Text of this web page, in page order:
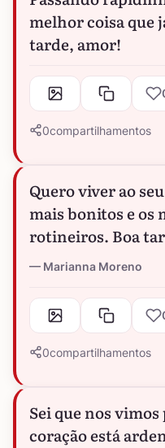
melhor coisa que
tarde, amor!
0compartilhamentos
Quero viver ao
mais bonitos e os
rotineiros. Boa
Marianna Moreno
0compartilhamentos
Sei que nos
coração está